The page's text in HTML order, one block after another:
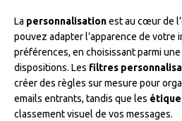
La personnalisationest au cœur de
pouvez adapter l’apparence de votre
préférences, en choisissant parmi
dispositions. Les filtres
créer des règles sur mesure pour
emails entrants, tandis que les
classement visuel de vos messages.